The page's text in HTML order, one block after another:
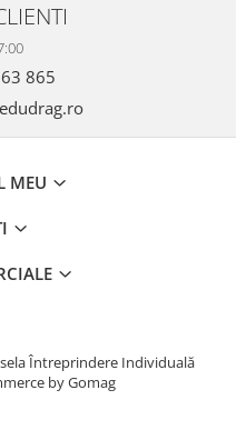
865
MEU
Întreprindere Individuală
by Gomag